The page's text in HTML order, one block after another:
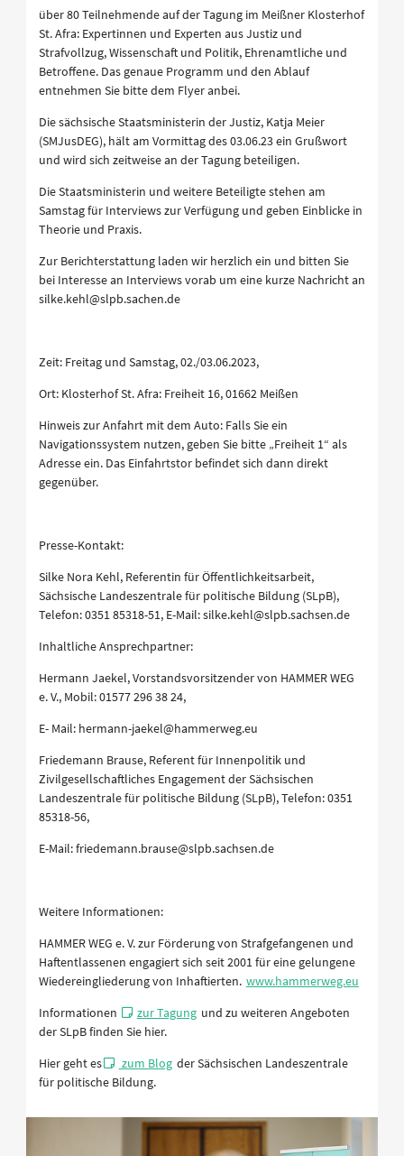
über 80 Teilnehmende auf der Tagung im Meißner Klosterhof
St. Afra: Expertinnen und Experten aus Justiz und
Strafvollzug, Wissenschaft und Politik, Ehrenamtliche und
Betroffene. Das genaue Programm und den Ablauf
entnehmen Sie bitte dem Flyer anbei.
Die sächsische Staatsministerin der Justiz, Katja Meier
(SMJusDEG), hält am Vormittag des 03.06.23 ein Grußwort
und wird sich zeitweise an der Tagung beteiligen.
Die Staatsministerin und weitere Beteiligte stehen am
Samstag für Interviews zur Verfügung und geben Einblicke in
Theorie und Praxis.
Zur Berichterstattung laden wir herzlich ein und bitten Sie
bei Interesse an Interviews vorab um eine kurze Nachricht an
silke.kehl@slpb.sachen.de
Zeit: Freitag und Samstag, 02./03.06.2023,
Ort: Klosterhof St. Afra: Freiheit 16, 01662 Meißen
Hinweis zur Anfahrt mit dem Auto: Falls Sie ein
Navigationssystem nutzen, geben Sie bitte „Freiheit 1“ als
Adresse ein. Das Einfahrtstor befindet sich dann direkt
gegenüber.
Presse-Kontakt:
Silke Nora Kehl, Referentin für Öffentlichkeitsarbeit,
Sächsische Landeszentrale für politische Bildung (SLpB),
Telefon: 0351 85318-51, E-Mail: silke.kehl@slpb.sachsen.de
Inhaltliche Ansprechpartner:
Hermann Jaekel, Vorstandsvorsitzender von HAMMER WEG
e. V., Mobil: 01577 296 38 24,
E- Mail: hermann-jaekel@hammerweg.eu
Friedemann Brause, Referent für Innenpolitik und
Zivilgesellschaftliches Engagement der Sächsischen
Landeszentrale für politische Bildung (SLpB), Telefon: 0351
85318-56,
E-Mail: friedemann.brause@slpb.sachsen.de
Weitere Informationen:
HAMMER WEG e. V. zur Förderung von Strafgefangenen und
Haftentlassenen engagiert sich seit 2001 für eine gelungene
Wiedereingliederung von Inhaftierten. www.hammerweg.eu
Informationen
zur Tagung und zu weiteren Angeboten
der SLpB finden Sie hier.
Hier geht es
zum Blog der Sächsischen Landeszentrale
für politische Bildung.